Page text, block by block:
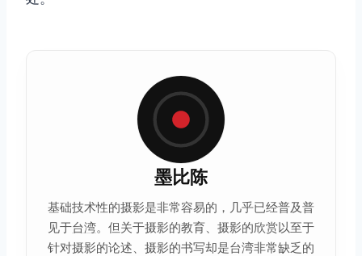
墨比陈
基础技术性的摄影是非常容易的，几乎已经普及普
见于台湾。但关于摄影的教育、摄影的欣赏以至于
针对摄影的论述、摄影的书写却是台湾非常缺乏的